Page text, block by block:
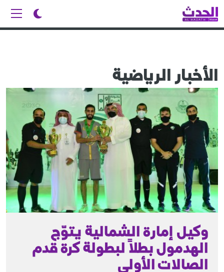
الأخبار الرياضية
وكيل إمارة الشمالية يتوّج
الهدمول بطلاً لبطولة كرة قدم
الصالات الأولى